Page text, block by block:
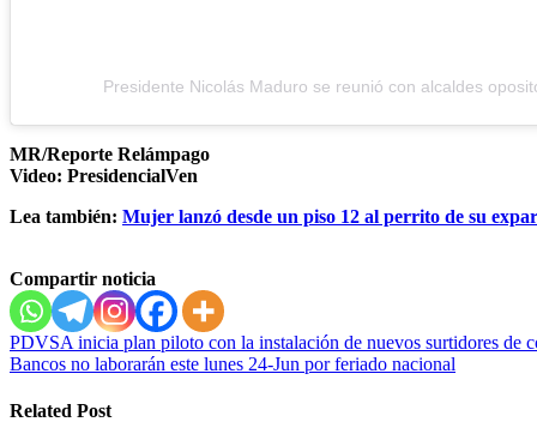
Presidente Nicolás Maduro se reunió con alcaldes
MR/Reporte Relámpago
Video: PresidencialVen
Lea también: Mujer lanzó desde un piso 12 al perrito de su
Compartir noticia
Navegación
de
entradas
PDVSA inicia plan piloto con la instalación de nuevos surtidores de
Bancos no laborarán este lunes 24-Jun por feriado nacional
Related Post